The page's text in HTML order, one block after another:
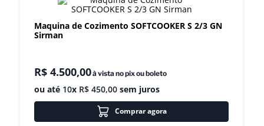
Maquina de Cozimento SOFTCOOKER S 2/3 GN
Sirman
R$ 4.500,00à vista no pix ou boleto
ou até 10x R$ 450,00 sem juros
Comprar agora
amassadeira